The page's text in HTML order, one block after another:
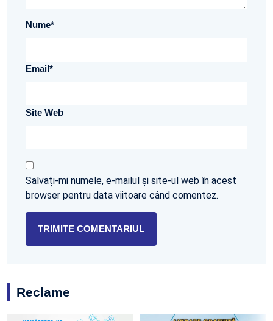
Nume*
Email*
Site Web
Salvați-mi numele, e-mailul și site-ul web în acest
browser pentru data viitoare când comentez.
Reclame